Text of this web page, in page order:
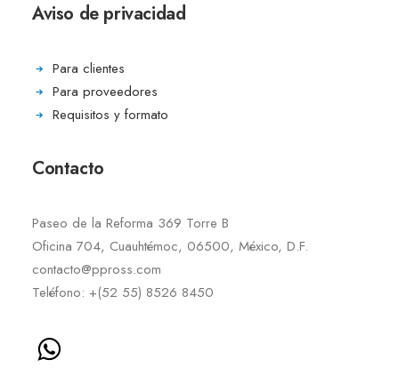
Aviso de privacidad
Para clientes
Para proveedores
Requisitos y formato
Contacto
Paseo de la Reforma 369 Torre B
Oficina 704, Cuauhtémoc, 06500, México, D.F.
contacto@ppross.com
Teléfono: +(52 55) 8526 8450